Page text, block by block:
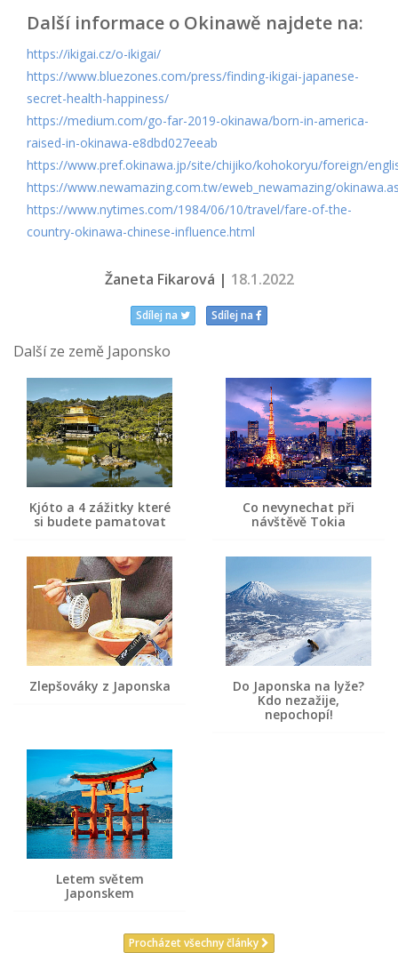
Další informace o Okinawě najdete na:
https://ikigai.cz/o-ikigai/
https://www.bluezones.com/press/finding-ikigai-japanese-
secret-health-happiness/
https://medium.com/go-far-2019-okinawa/born-in-america-
raised-in-okinawa-e8dbd027eeab
https://www.pref.okinawa.jp/site/chijiko/kohokoryu/foreign/
https://www.newamazing.com.tw/eweb_newamazing/
https://www.nytimes.com/1984/06/10/travel/fare-of-the-
country-okinawa-chinese-influence.html
Žaneta Fikarová | 18.1.2022
Sdílej na Sdílej na
Další ze země Japonsko
Kjóto a 4 zážitky které
si budete pamatovat
Co nevynechat při
návštěvě Tokia
Zlepšováky z Japonska
Do Japonska na lyže?
Kdo nezažije,
nepochopí!
Letem světem
Japonskem
Procházet všechny články